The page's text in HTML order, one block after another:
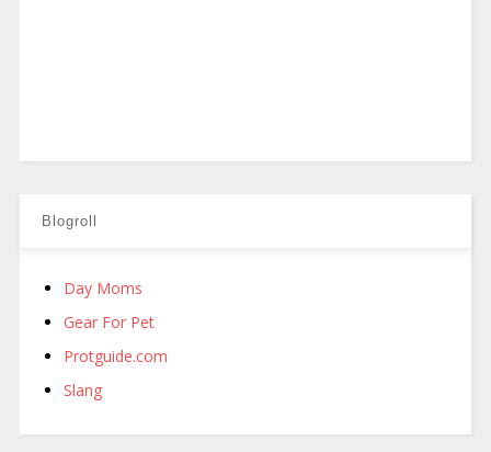
Blogroll
Day Moms
Gear For Pet
Protguide.com
Slang